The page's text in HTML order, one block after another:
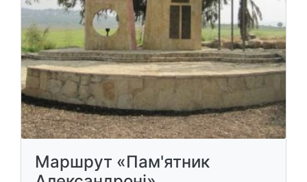
Маршрут «Пам'ятник